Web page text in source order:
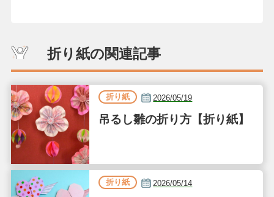
折り紙の関連記事
折り紙 2026/05/19
吊るし雛の折り方【折り紙】
折り紙 2026/05/14